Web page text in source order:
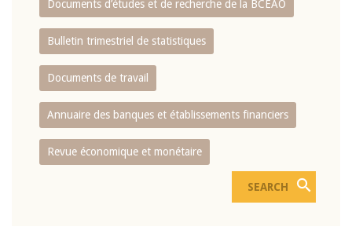
Documents d’études et de recherche de la BCEAO
Bulletin trimestriel de statistiques
Documents de travail
Annuaire des banques et établissements financiers
Revue économique et monétaire